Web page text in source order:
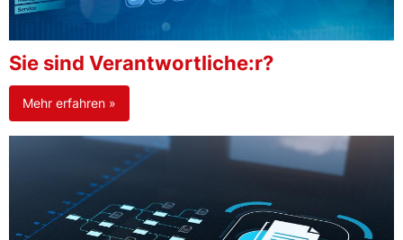
Sie sind Verantwortliche:r?
Mehr erfahren »